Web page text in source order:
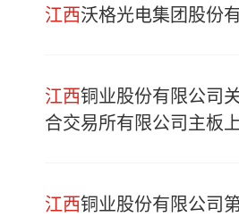
江西沃格光电集团股份
江西铜业股份有限公司
合交易所有限公司主板
江西铜业股份有限公司